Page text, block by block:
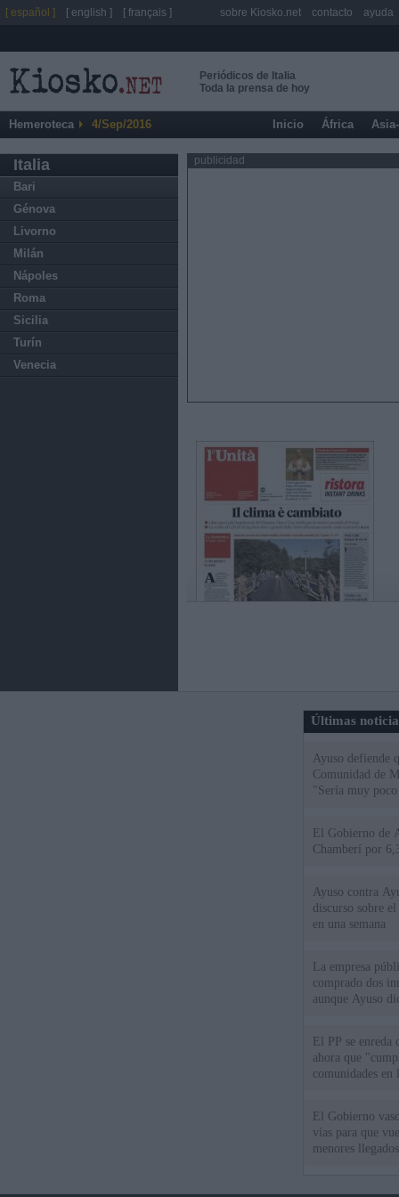
Periódicos de Italia
Toda la prensa de hoy
Hemeroteca 4/Sep/2016 Inicio África
Italia
Bari
Génova
Livorno
Milán
Nápoles
Roma
Sicilia
Turín
Venecia
publicidad
Últimas
Ayuso defiende
Comunidad de
"Sería muy
El Gobierno de
Chamberí por
Ayuso contra
discurso sobre
en una semana
La empresa
comprado dos
aunque Ayuso
El PP se
ahora que
comunidades en
El Gobierno
vías para que
menores
[ español ] [ english ] [ français ] sobre Kiosko.net contacto ayuda